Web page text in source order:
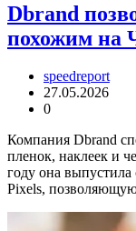
Dbrand
похожим на
speedreport
27.05.2026
0
Компания Dbrand
пленок, наклеек и
году она
Pixels,